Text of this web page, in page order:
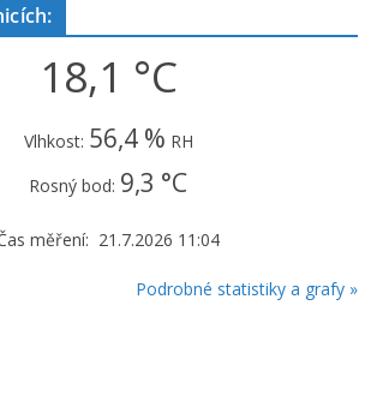
18,1 °C
Vlhkost: 56,4 % RH
Rosný bod: 9,3 °C
měření: 21.7.2026 11:04
Podrobné statistiky a grafy »